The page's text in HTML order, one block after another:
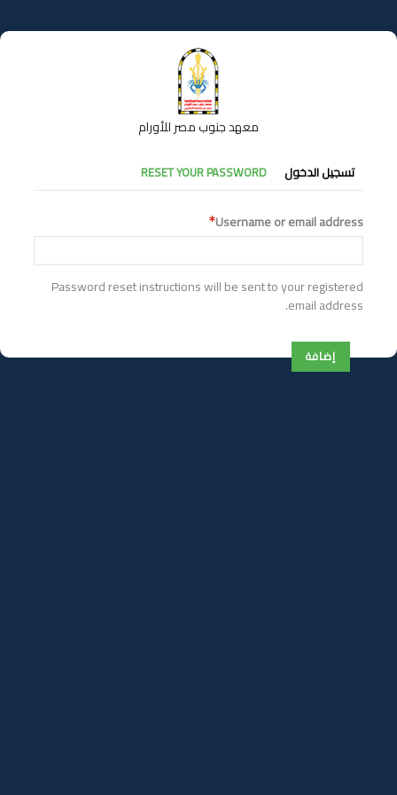
إلى
المحتوى
معهد جنوب مصر للأورام
التبويبات
الأساسية
تسجيل الدخول RESET YOUR PASSWORD
Username or email address
Password reset instructions will be sent to your registered
email address.